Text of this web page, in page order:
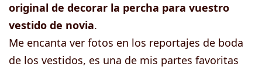
original de decorar la percha para vuestro
vestido de novia.
Me encanta ver fotos en los reportajes de boda
de los vestidos, es una de mis partes favoritas